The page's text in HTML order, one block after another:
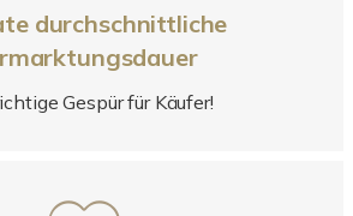
durchschnittliche
Gespür für Käufer!